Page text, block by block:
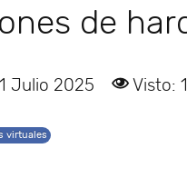
de
Julio 2025 Visto:
virtuales